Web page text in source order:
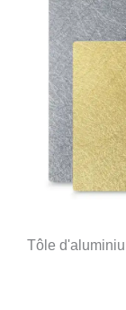
Tôle